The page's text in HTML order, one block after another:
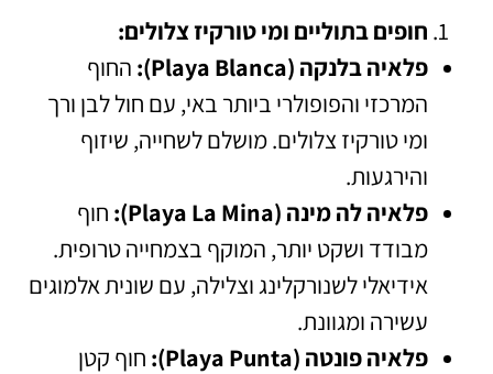
חופים בתוליים ומי טורקיז צלולים:
פלאיה בלנקה (Playa Blanca):
החוף
המרכזי והפופולרי ביותר באי, עם חול לבן ורך
ומי טורקיז צלולים. מושלם לשחייה, שיזוף
והירגעות.
פלאיה לה מינה (Playa La Mina):
חוף
מבודד ושקט יותר, המוקף בצמחייה טרופית.
אידיאלי לשנורקלינג וצלילה, עם שונית אלמוגים
עשירה ומגוונת.
פלאיה פונטה (Playa Punta):
חוף קטן